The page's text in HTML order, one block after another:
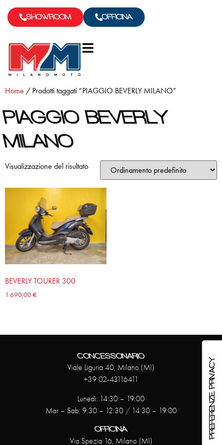
SHOWROOM OFFICINA
Home / Prodotti taggati “PIAGGIO BEVERLY MILANO”
PIAGGIO BEVERLY
MILANO
Visualizzazione del risultato
BEVERLY TOURER 300
1.690,00€
CONCESSONARIO
Viale Liguria 40, Milano (MI)
+39 02-43116411
Lunedì: 14:30 – 19:00
Mar – Sab: 9:30 – 12:30 / 14:30 – 19:00
OFFICINA
Via Spezia 16, Milano (MI)